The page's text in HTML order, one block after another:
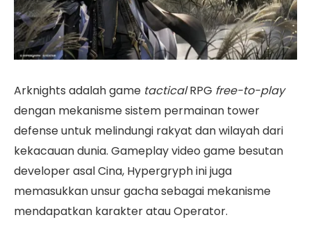
Arknights adalah game tacticalRPG free-to-play
dengan mekanisme sistem permainan tower
defense untuk melindungi rakyat dan wilayah dari
kekacauan dunia. Gameplay video game besutan
developer asal Cina, Hypergryph ini juga
memasukkan unsur gacha sebagai mekanisme
mendapatkan karakter atau Operator.